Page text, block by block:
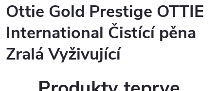
Ottie Gold Prestige OTTIE
International Čistící pěna
Zralá Vyživující